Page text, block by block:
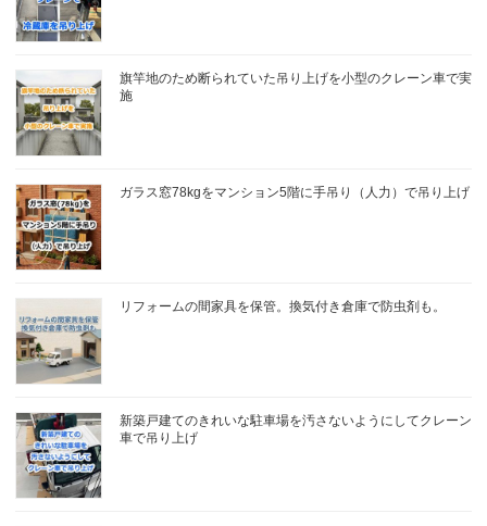
旗竿地のため断られていた吊り上げを小型のクレーン車で実
施
ガラス窓78kgをマンション5階に手吊り（人力）で吊り上げ
リフォームの間家具を保管。換気付き倉庫で防虫剤も。
新築戸建てのきれいな駐車場を汚さないようにしてクレーン
車で吊り上げ